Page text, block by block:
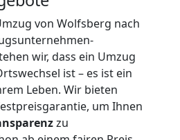
von Wolfsberg nach
wir, dass ein Umzug
ist – es ist ein
Leben. Wir bieten
um Ihnen
zu